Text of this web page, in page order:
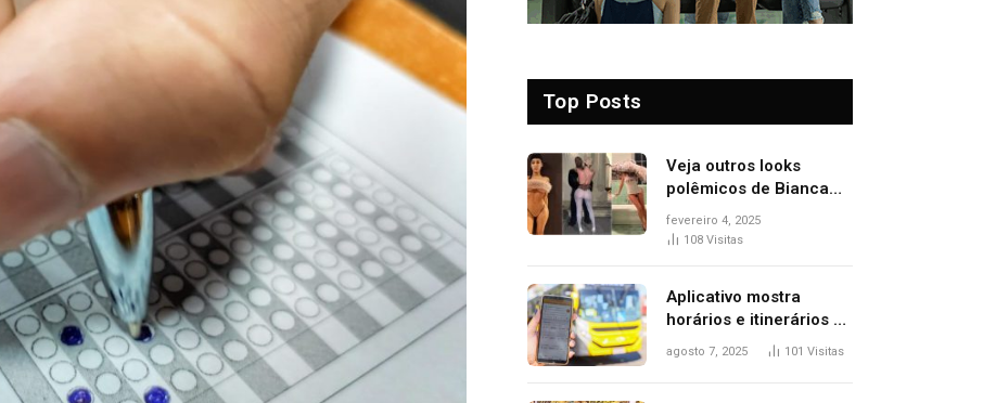
Top Posts
Veja outros looks
polêmicos de Bianca
Censori, esposa de
Kanye West que
fevereiro 4, 2025
108 Visitas
Aplicativo mostra
horários e itinerários de
ônibus a usuários do
agosto 7, 2025 101 Visitas